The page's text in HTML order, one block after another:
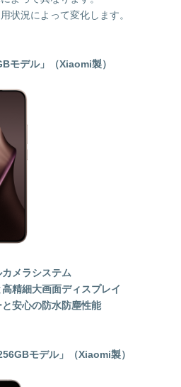
状況によって変化します。
モデル」（Xiaomi製）
メラシステム
高精細大画面ディスプレイ
と安心の防水防塵性能
モデル」（Xiaomi製）